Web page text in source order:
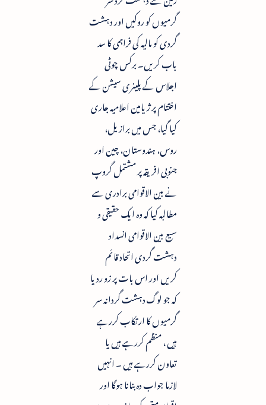
گرمیوں کو روکیں اور دہشت
گردی کو مالیہ کی فراہمی کا سد
باب کریں۔ برکس چوٹی
اجلاس کے پلینری سیشن کے
اختتام پر ژیامین اعلامیہ جاری
کیا گیا، جس میں برازیل،
روس، ہندوستان، چین اور
جنوبی افریقہ پر مشتمل گروپ
نے بین الاقوامی برادری سے
مطالبہ کیا کہ وہ ایک حقیقی و
سیع بین الاقوامی انسداد
دہشت گردی اتحاد قائم
کریں اور اس بات پر زو ردیا
کہ جو لوگ دہشت گردانہ سر
گرمیوں کا ارتکاب کررہے
ہیں ، منظم کررہے ہیں یا
تعاون کررہے ہیں ۔ انہیں
لازما جواب دہ بنانا ہوگا اور